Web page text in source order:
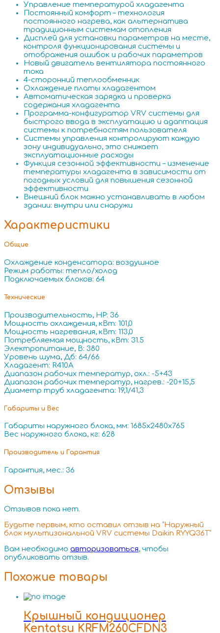
Управление температурой хладагента
Постоянный комфорт – технология
постоянного нагрева, как альтернатива
традиционным системам отопления
Дисплей для установки параметров на месте,
контроля функционирования системы и
отображения ошибок и рабочих параметров
Новый двигатель вентилятора постоянного
тока
4-сторонний теплообменник
Охлаждение платы хладагентом
Автоматическая зарядка и проверка
содержания хладагента
Программа-конфигуратор VRV системы для
быстрого ввода в эксплуатацию и адаптация
системы к потребностям пользователя
Системы управления контролируют каждую
зону индивидуально, это снижает
эксплуатационные расходы
Функция сезонной эффективности – изменение
температуры хладагента в зависимости от
погодных условий для повышения сезонной
эффективности
Внешний блок можно устанавливать в любом
здании: внутри или снаружи
Характеристики
Общие
Охлаждение конденсатора: воздушное
Режим работы: тепло/холод
Подключаемых блоков: 64
Технические
Производительность, HP: 36
Мощность охлаждения, кВт: 101,0
Мощность нагревания, кВт: 113,0
Потребляемая мощность, кВт: 31.5
Электропитание, В: 380
Уровень шума, Дб: 64/66
Хладагент: R410A
Диапазон рабочих температур, охл.: -5+43
Диапазон рабочих температур, нагрев.: -20+15,5
Диаметр труб хладагента: 19,1/41,3
Габариты и Вес
Габариты наружного блока, мм: 1685x2480x765
Вес наружного блока, кг: 628
Производитель и Гарантия
Гарантия, мес.: 36
Отзывы
Отзывов пока нет.
Будьте первым, кто оставил отзыв на “Наружный
блок мультизональной VRV системы Daikin RYYQ36T”
Вам необходимо авторизоваться, чтобы
опубликовать отзыв.
Похожие товары
Крышный кондиционер
Kentatsu KRFM260CFDN3